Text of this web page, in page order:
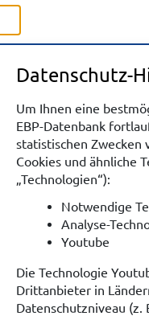
Datenschutz-
Um Ihnen eine
EBP-Datenbank
statistischen Zwecken
Cookies und ähnliche
„Technologien“):
Notwendige
Analyse-
Youtube
Die Technologie
Drittanbieter in
Datenschutzniveau (z.